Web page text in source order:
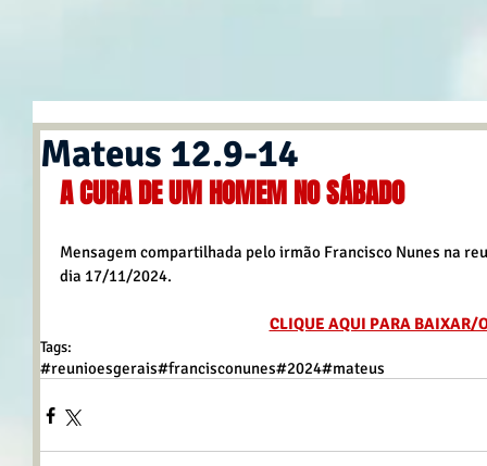
Mateus 12.9-14
A CURA DE UM HOMEM NO SÁBADO
Mensagem compartilhada pelo irmão Francisco Nunes na
dia 17/11/2024.
CLIQUE AQUI PARA BAIXAR/
Tags:
#reunioesgerais#francisconunes#2024#mateus